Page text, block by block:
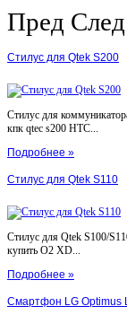
Пред След
Стилус для Qtek S200
Стилус для
кпк qtec s200 HTC...
Подробнее »
Стилус для Qtek S110
Стилус для Qtek S100/
купить O2 XD...
Подробнее »
Смартфон LG Optimus